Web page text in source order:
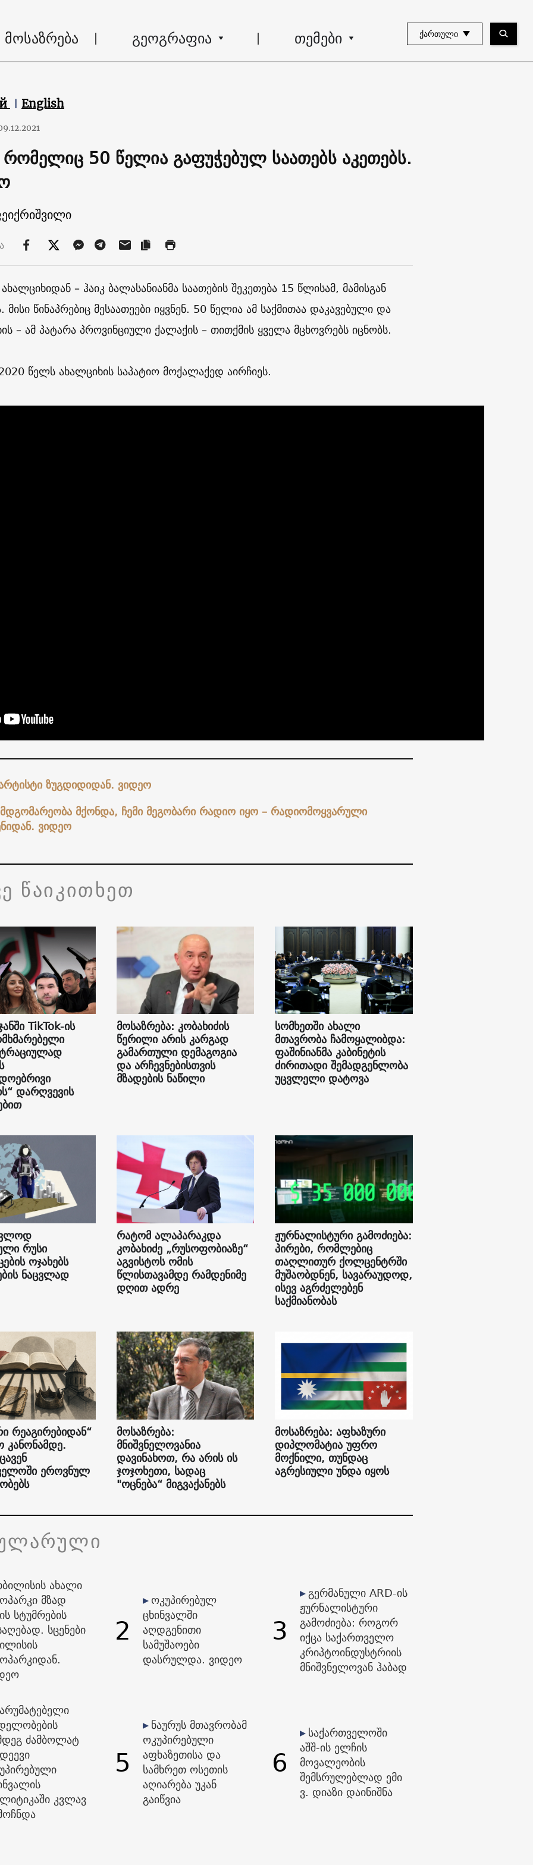
მოსაზრება გეოგრაფია თემები ᲥᲐᲠᲗᲣᲚᲘ
English
რომელიც 50 წელია გაფუჭებულ საათებს აკეთებს.
– ჰაიკ ბალასანიანმა საათების შეკეთება 15 წლისამ, მამისგან
მისი წინაპრებიც მესაათეები იყვნენ. 50 წელია ამ საქმითაა დაკავებული და
– ამ პატარა პროვინციული ქალაქის – თითქმის ყველა მცხოვრებს იცნობს.
წელს ახალციხის საპატიო მოქალაქედ აირჩიეს.
ზუგდიდიდან. ვიდეო
მდგომარეობა მქონდა, ჩემი მეგობარი რადიო იყო – რადიომოყვარული
ვიდეო
წაიკითხეთ
TikTok-ის
დარღვევის
მოსაზრება: კობახიძის
წერილი არის კარგად
გამართული დემაგოგია
და არჩევნებისთვის
მზადების ნაწილი
სომხეთში ახალი
მთავრობა ჩამოყალიბდა:
ფაშინიანმა კაბინეტის
ძირითადი შემადგენლობა
უცვლელი დატოვა
რუსი
ოჯახებს
ნაცვლად
რატომ ალაპარაკდა
კობახიძე „რუსოფობიაზე“
აგვისტოს ომის
წლისთავამდე რამდენიმე
დღით ადრე
ჟურნალისტური გამოძიება:
პირები, რომლებიც
თაღლითურ ქოლცენტრში
მუშაობდნენ, სავარაუდოდ,
ისევ აგრძელებენ
საქმიანობას
რეაგირებიდან“
კანონამდე.
ეროვნულ
მოსაზრება:
მნიშვნელოვანია
დავინახოთ, რა არის ის
ჯოჯოხეთი, სადაც
"ოცნება“ მიგვაქანებს
მოსაზრება: აფხაზური
დიპლომატია უფრო
მოქნილი, თუნდაც
აგრესიული უნდა იყოს
ახალი
მზად
სტუმრების
სცენები
2
ოკუპირებულ
ცხინვალში
აღდგენითი
სამუშაოები
დასრულდა. ვიდეო
3
გერმანული ARD-ის
ჟურნალისტური
გამოძიება: როგორ
იქცა საქართველო
კრიპტოინდუსტრიის
მნიშვნელოვან ჰაბად
ძამბოლატ
კვლავ
5
ნაურუს მთავრობამ
ოკუპირებული
აფხაზეთისა და
სამხრეთ ოსეთის
აღიარება უკან
გაიწვია
6
საქართველოში
აშშ-ის ელჩის
მოვალეობის
შემსრულებლად ემი
ვ. დიაზი დაინიშნა